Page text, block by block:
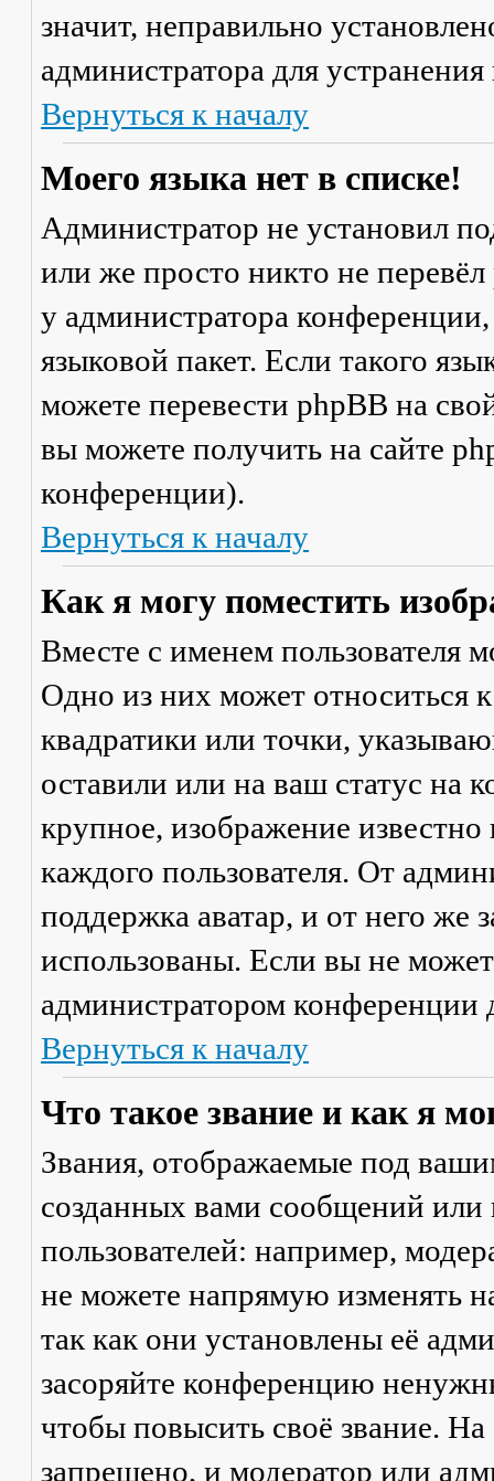
значит, неправильно
администратора для
Вернуться к началу
Моего языка нет в списке!
Администратор не установил
или же просто никто не
у администратора
языковой пакет. Если такого
можете перевести phpBB на
вы можете получить на сайте
конференции).
Вернуться к началу
Как я могу поместить
Вместе с именем пользователя
Одно из них может относиться
квадратики или точки,
оставили или на ваш статус на
крупное, изображение
каждого пользователя. От
поддержка аватар, и от него же
использованы. Если вы не
администратором конференции
Вернуться к началу
Что такое звание и как я
Звания, отображаемые под
созданных вами сообщений
пользователей: например,
не можете напрямую изменять
так как они установлены её
засоряйте конференцию
чтобы повысить своё звание.
запрещено, и модератор или